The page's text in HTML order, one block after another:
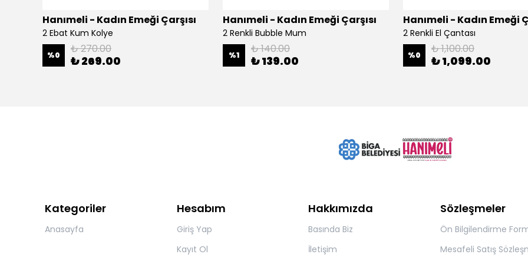
Hanımeli - Kadın Emeği Çarşısı
2 Ebat Kum Kolye
%0 ₺ 270.00
₺ 269.00
Hanımeli - Kadın Emeği Çarşısı
2 Renkli Bubble Mum
%1 ₺ 140.00
₺ 139.00
Hanımeli - Kadın Emeği
2 Renkli El Çantası
%0 ₺ 1,100.00
₺ 1,099.00
Kategoriler
Anasayfa
Hesabım
Giriş Yap
Kayıt Ol
Hakkımızda
Basında Biz
İletişim
Sözleşmeler
Ön Bilgilendirme
Mesafeli Satış